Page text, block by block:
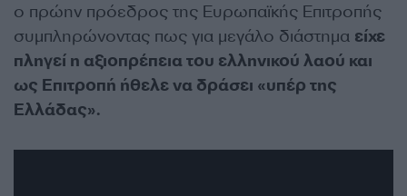
ο πρώην πρόεδρος της Ευρωπαϊκής Επιτροπής
συμπληρώνοντας πως για μεγάλο διάστημα είχε
πληγεί η αξιοπρέπεια του ελληνικού λαού και
ως Επιτροπή ήθελε να δράσει «υπέρ της
Ελλάδας».